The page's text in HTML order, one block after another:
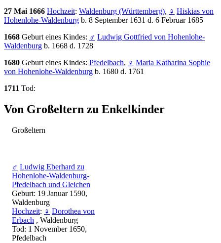
27 Mai 1666 Hochzeit: Waldenburg (Württemberg), ♀ Hiskias von
Hohenlohe-Waldenburg b. 8 September 1631 d. 6 Februar 1685
1668 Geburt eines Kindes: ♂ Ludwig Gottfried von Hohenlohe-
Waldenburg b. 1668 d. 1728
1680 Geburt eines Kindes: Pfedelbach, ♀ Maria Katharina Sophie
von Hohenlohe-Waldenburg b. 1680 d. 1761
1711 Tod:
Von Großeltern zu Enkelkinder
Großeltern
♂ Ludwig Eberhard zu
Hohenlohe-Waldenburg-
Pfedelbach und Gleichen
Geburt: 19 Januar 1590,
Waldenburg
Hochzeit: ♀ Dorothea von
Erbach , Waldenburg
Tod: 1 November 1650,
Pfedelbach